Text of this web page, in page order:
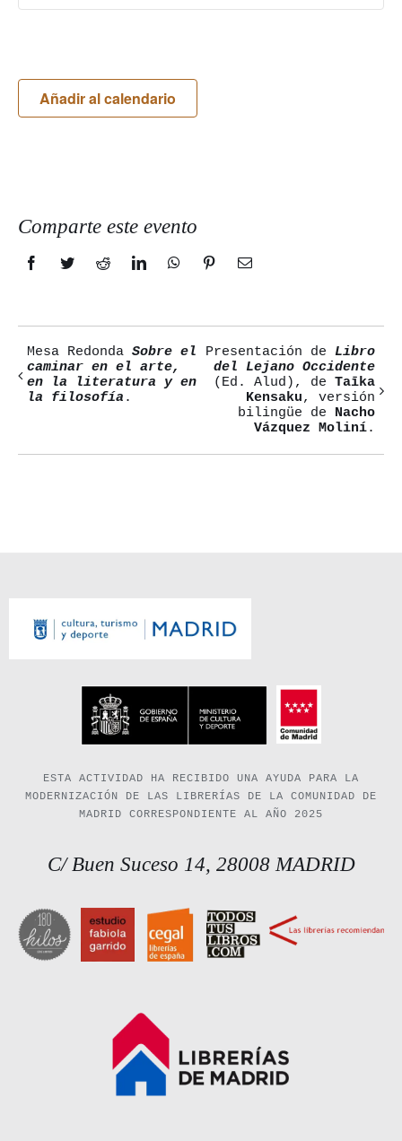
Añadir al calendario
Comparte este evento
FacebookTwitterRedditLinkedInWhatsAppPinterestCorreo
Navegación
del
Mesa Redonda Sobre el
caminar en el arte,
en la literatura y en
la filosofía .
Presentación de Libro
del Lejano Occidente
(Ed. Alud), de Taīka
Kensaku, versión
bilingüe de Nacho
Vázquez Moliní.
ESTA ACTIVIDAD HA RECIBIDO UNA AYUDA PARA LA
MODERNIZACIÓN DE LAS LIBRERÍAS DE LA COMUNIDAD DE
MADRID CORRESPONDIENTE AL AÑO 2025
C/ Buen Suceso 14, 28008 MADRID